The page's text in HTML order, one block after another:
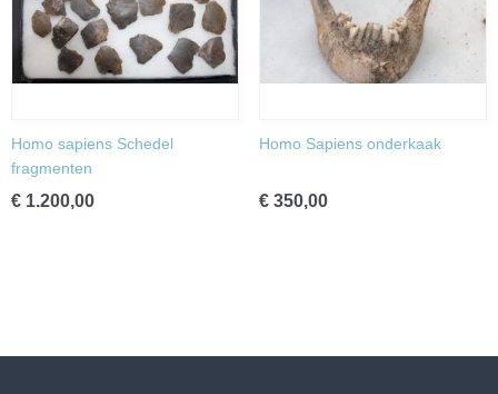
Homo sapiens Schedel
fragmenten
€ 1.200,00
Homo Sapiens onderkaak
€ 350,00